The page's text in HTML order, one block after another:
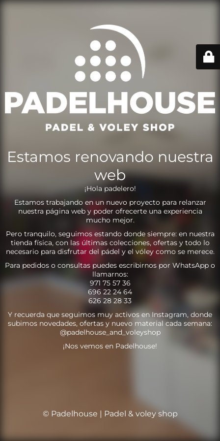
Estamos renovando nuestra
web
¡Hola padelero!
Estamos trabajando en un nuevo proyecto para relanzar
nuestra página web y poder ofrecerte una experiencia
mucho mejor.
Pero tranquilo, seguimos estando donde siempre: en nuestra
tienda física, con las últimas colecciones, ofertas y todo lo
necesario para disfrutar del pádel y el vóley como se merece.
Para pedidos o consultas puedes escribirnos por WhatsApp o
llamarnos:
971 75 57 36
696 22 24 64
626 28 28 33
Y recuerda que seguimos muy activos en Instagram, donde
subimos novedades, ofertas y nuevo material cada semana:
@padelhouse_and_voleyshop
¡Nos vemos en Padelhouse!
© Padelhouse | Padel & voley shop